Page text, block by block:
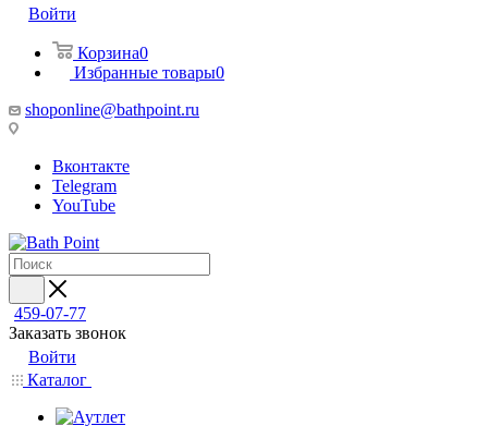
Войти
Корзина0
Избранные товары0
shoponline@bathpoint.ru
Вконтакте
Telegram
YouTube
459-07-77
Заказать звонок
Войти
Каталог